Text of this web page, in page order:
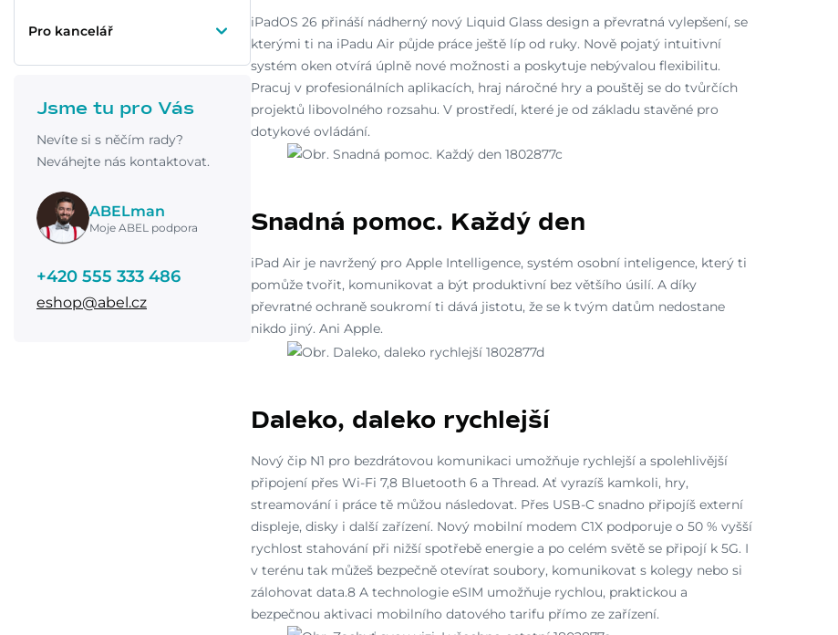
Pro kancelář
Jsme tu pro Vás
Nevíte si s něčím rady?
Neváhejte nás kontaktovat.
ABELman
Moje ABEL podpora
+420 555 333 486
eshop@abel.cz
iPadOS 26 přináší nádherný nový Liquid Glass design a převratná vylepšení, se
kterými ti na iPadu Air půjde práce ještě líp od ruky. Nově pojatý intuitivní
systém oken otvírá úplně nové možnosti a poskytuje nebývalou flexibilitu.
Pracuj v profesionálních aplikacích, hraj náročné hry a pouštěj se do tvůrčích
projektů libovolného rozsahu. V prostředí, které je od základu stavěné pro
dotykové ovládání.
Snadná pomoc. Každý den
iPad Air je navržený pro Apple Intelligence, systém osobní inteligence, který ti
pomůže tvořit, komunikovat a být produktivní bez většího úsilí. A díky
převratné ochraně soukromí ti dává jistotu, že se k tvým datům nedostane
nikdo jiný. Ani Apple.
Daleko, daleko rychlejší
Nový čip N1 pro bezdrátovou komunikaci umožňuje rychlejší a spolehlivější
připojení přes Wi-Fi 7,8 Bluetooth 6 a Thread. Ať vyrazíš kamkoli, hry,
streamování i práce tě můžou následovat. Přes USB-C snadno připojíš externí
displeje, disky i další zařízení. Nový mobilní modem C1X podporuje o 50 % vyšší
rychlost stahování při nižší spotřebě energie a po celém světě se připojí k 5G. I
v terénu tak můžeš bezpečně otevírat soubory, komunikovat s kolegy nebo si
zálohovat data.8 A technologie eSIM umožňuje rychlou, praktickou a
bezpečnou aktivaci mobilního datového tarifu přímo ze zařízení.